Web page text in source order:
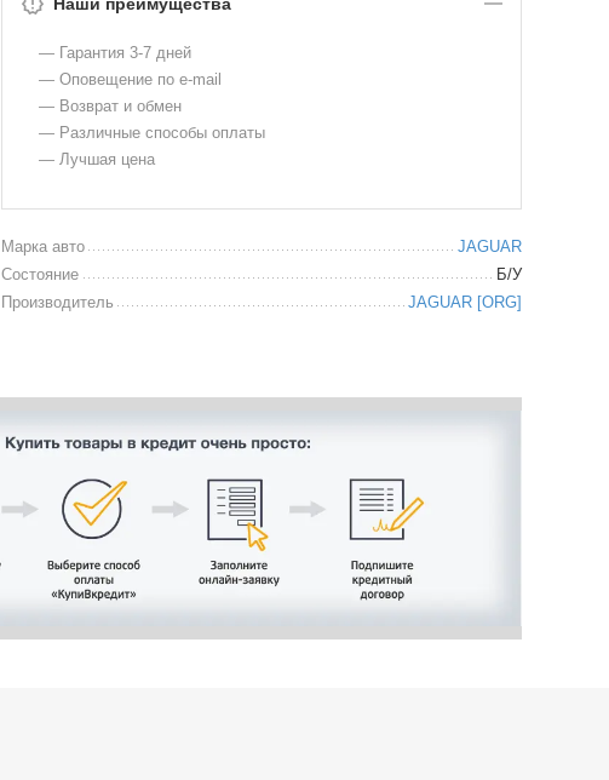
— Гарантия 3-7 дней
— Оповещение по e-mail
— Возврат и обмен
— Различные способы оплаты
— Лучшая цена
Марка авто
JAGUAR
Состояние
Б/У
Производитель
JAGUAR [ORG]